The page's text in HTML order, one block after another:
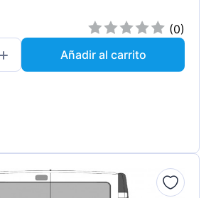
(0)
Añadir al carrito